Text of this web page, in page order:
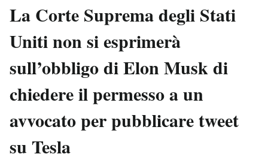
Italia
Politica
Tecnologia
Scienza
Cultura
Sport
Moda
Consumismi
Storie/Idee
Media
Europa
La Corte Suprema degli Stati
Uniti non si esprimerà
sull’obbligo di Elon Musk di
chiedere il permesso a un
avvocato per pubblicare tweet
su Tesla